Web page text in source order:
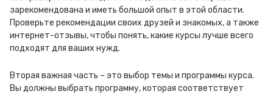
зарекомендована и иметь большой опыт в этой области.
Проверьте рекомендации своих друзей и знакомых, а также
интернет-отзывы, чтобы понять, какие курсы лучше всего
подходят для ваших нужд.
Вторая важная часть – это выбор темы и программы курса.
Вы должны выбрать программу, которая соответствует